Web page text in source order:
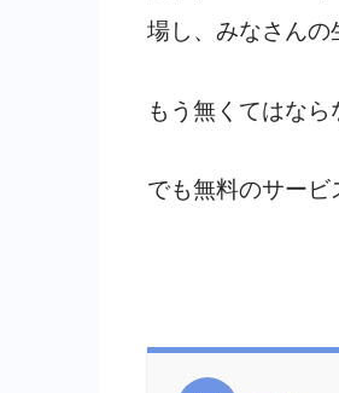
場し、みなさんの
もう無くてはなら
でも無料のサービ